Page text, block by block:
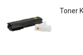
Trenutno nema
Toner